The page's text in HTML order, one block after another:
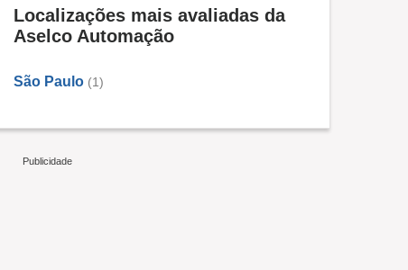
Localizações mais avaliadas da
Aselco Automação
São Paulo (1)